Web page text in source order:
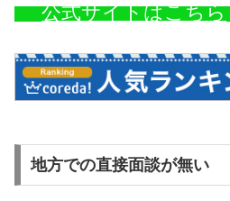
公式サイトはこちら
地方での直接面談が無い